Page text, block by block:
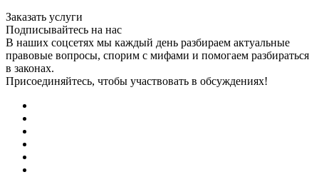
Заказать услуги
Подписывайтесь на нас
В наших соцсетях мы каждый день разбираем актуальные
правовые вопросы, спорим с мифами и помогаем разбираться
в законах.
Присоединяйтесь, чтобы участвовать в обсуждениях!